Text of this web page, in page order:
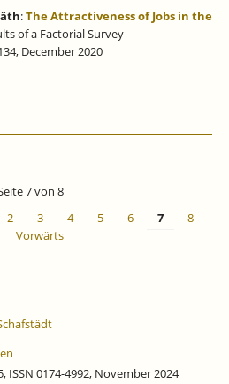
:The Attractiveness of Jobs in the
of a Factorial Survey
December 2020
7 von 8
2 3 4 5 6 7
8
Vorwärts
ISSN 0174-4992, November 2024